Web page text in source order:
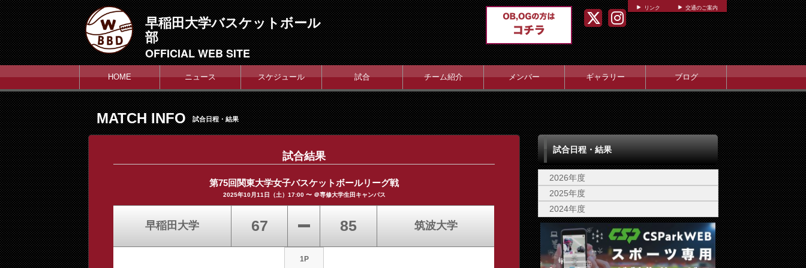
リンク 交通のご案内
早稲田大学バスケットボール
部
OFFICIAL WEB SITE
HOME ニュース スケジュール 試合 チーム紹介 メンバー ギャラリー ブログ
MATCH INFO 試合日程・結果
試合結果
第75回関東大学女子バスケットボールリーグ戦
2025年10月11日（土）17:00 〜 ＠専修大学生田キャンパス
早稲田大学 67 85 筑波大学
1P
試合日程・結果
2026年度
2025年度
2024年度